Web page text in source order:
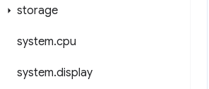
storage
system.cpu
system.display